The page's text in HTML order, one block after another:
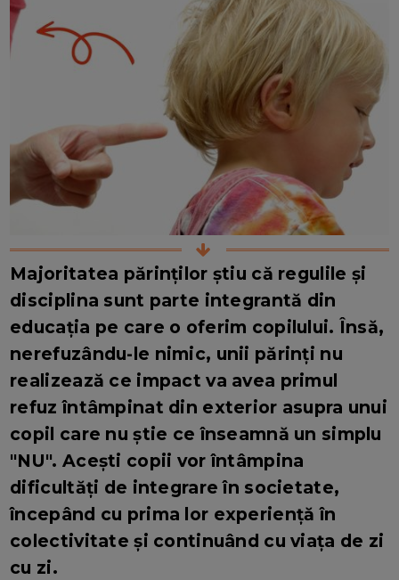
Majoritatea părinților știu că regulile și
disciplina sunt parte integrantă din
educația pe care o oferim copilului. Însă,
nerefuzându-le nimic, unii părinți nu
realizează ce impact va avea primul
refuz întâmpinat din exterior asupra unui
copil care nu știe ce înseamnă un simplu
"NU". Acești copii vor întâmpina
dificultăți de integrare în societate,
începând cu prima lor experiență în
colectivitate și continuând cu viața de zi
cu zi.